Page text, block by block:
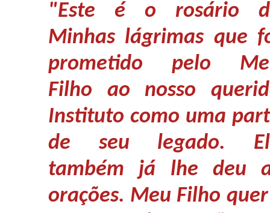
"Este é o rosário
Minhas lágrimas que
prometido pelo
Filho ao nosso
Instituto como uma
de seu legado.
também já lhe deu
orações. Meu Filho